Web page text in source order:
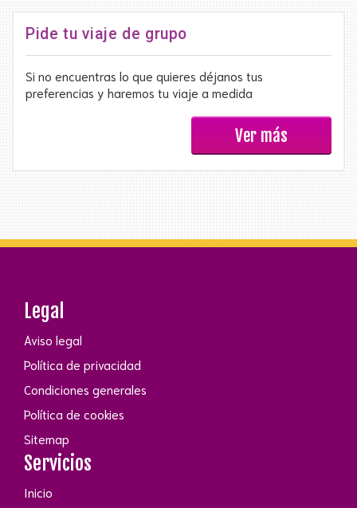
Pide tu viaje de grupo
Si no encuentras lo que quieres déjanos tus
preferencias y haremos tu viaje a medida
Ver más
Legal
Aviso legal
Política de privacidad
Condiciones generales
Política de cookies
Sitemap
Servicios
Inicio